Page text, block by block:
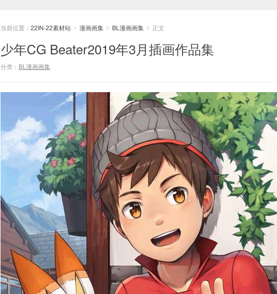
当前位置： 22IN-22素材站 > 漫画画集 > BL漫画画集 > 正文
少年CG Beater2019年3月插画作品集
分类： BL漫画画集